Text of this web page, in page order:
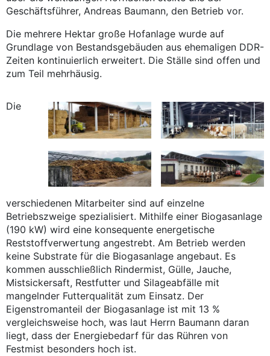
Geschäftsführer, Andreas Baumann, den Betrieb vor.
Die mehrere Hektar große Hofanlage wurde auf
Grundlage von Bestandsgebäuden aus ehemaligen DDR-
Zeiten kontinuierlich erweitert. Die Ställe sind offen und
zum Teil mehrhäusig.
Die
verschiedenen Mitarbeiter sind auf einzelne
Betriebszweige spezialisiert. Mithilfe einer Biogasanlage
(190 kW) wird eine konsequente energetische
Reststoffverwertung angestrebt. Am Betrieb werden
keine Substrate für die Biogasanlage angebaut. Es
kommen ausschließlich Rindermist, Gülle, Jauche,
Mistsickersaft, Restfutter und Silageabfälle mit
mangelnder Futterqualität zum Einsatz. Der
Eigenstromanteil der Biogasanlage ist mit 13 %
vergleichsweise hoch, was laut Herrn Baumann daran
liegt, dass der Energiebedarf für das Rühren von
Festmist besonders hoch ist.